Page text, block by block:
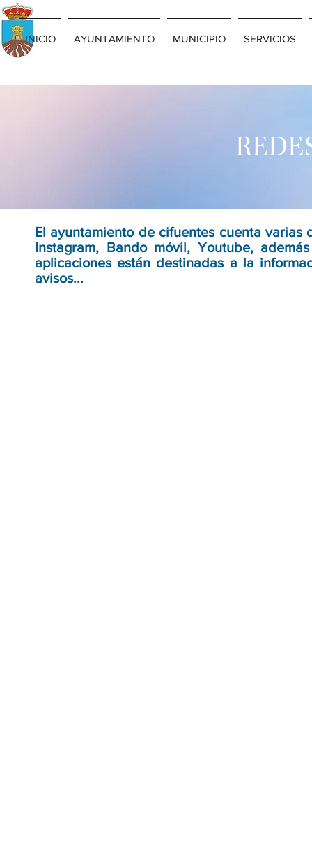
INICIO AYUNTAMIENTO MUNICIPIO SERVICIOS
El ayuntamiento de cifuentes cuenta
Instagram, Bando móvil, Youtube,
aplicaciones están destinadas a la
avisos...